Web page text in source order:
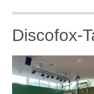
Discofox-